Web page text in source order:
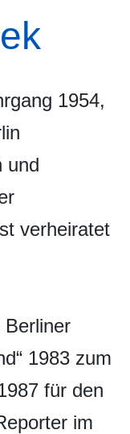
1954,
und
verheiratet
Berliner
1983 zum
für den
im